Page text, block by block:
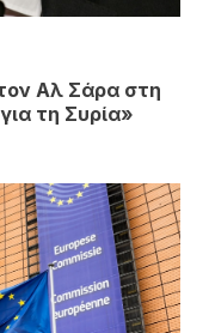
Αλ Σάρα στη
τη Συρία»